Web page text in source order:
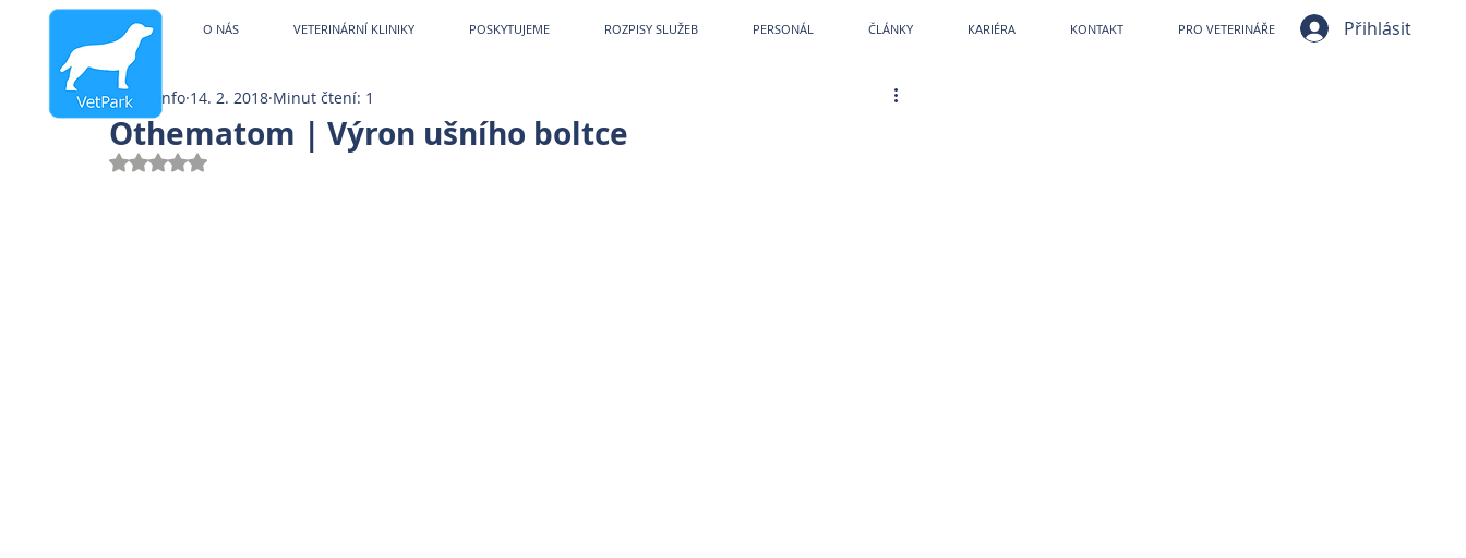
O NÁS VETERINÁRNÍ KLINIKY POSKYTUJEME ROZPISY SLUŽEB PERSONÁL ČLÁNKY KARIÉRA KONTAKT PRO VETERINÁŘE Přihlásit
Othematom | Výron ušního boltce
info 14. 2. 2018 Minut čtení: 1
Hodnoceno NaN z 5 hvězdiček.